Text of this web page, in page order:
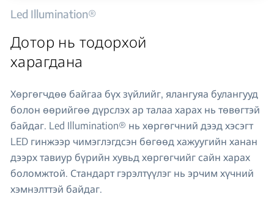
Led Illumination®
Дотор нь тодорхой
харагдана
Хөргөгчдөө байгаа бүх зүйлийг, ялангуяа булангууд
болон өөрийгөө дүрслэх ар талаа харах нь төвөгтэй
байдаг. Led Illumination® нь хөргөгчний дээд хэсэгт
LED гинжээр чимэглэгдсэн бөгөөд хажуугийн ханан
дээрх тавиур бүрийн хувьд хөргөгчийг сайн харах
боломжтой. Стандарт гэрэлтүүлэг нь эрчим хүчний
хэмнэлттэй байдаг.